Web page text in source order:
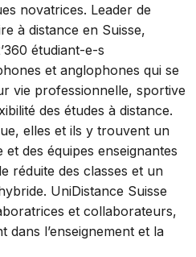
novatrices. Leader de
à distance en Suisse,
étudiant-e-s
et anglophones qui se
vie professionnelle, sportive
des études à distance.
elles et ils y trouvent un
des équipes enseignantes
réduite des classes et un
UniDistance Suisse
et collaborateurs,
l’enseignement et la